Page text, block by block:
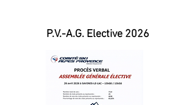
P.V.-A.G. Elective 2026